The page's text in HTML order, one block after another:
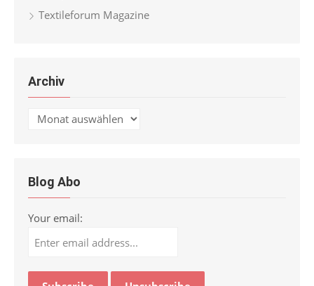
Textileforum Magazine
Archiv
Archiv
Blog Abo
Your email: